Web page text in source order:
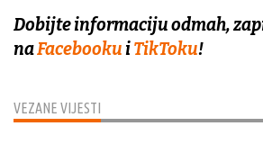
VEZANE VIJESTI
Dobijte informaciju odmah,
naFacebookuiTikToku!